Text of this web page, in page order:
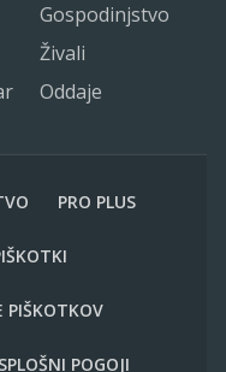
Gospodinjstvo
Živali
Oddaje
PRO PLUS
PIŠKOTKOV
SPLOŠNI POGOJI